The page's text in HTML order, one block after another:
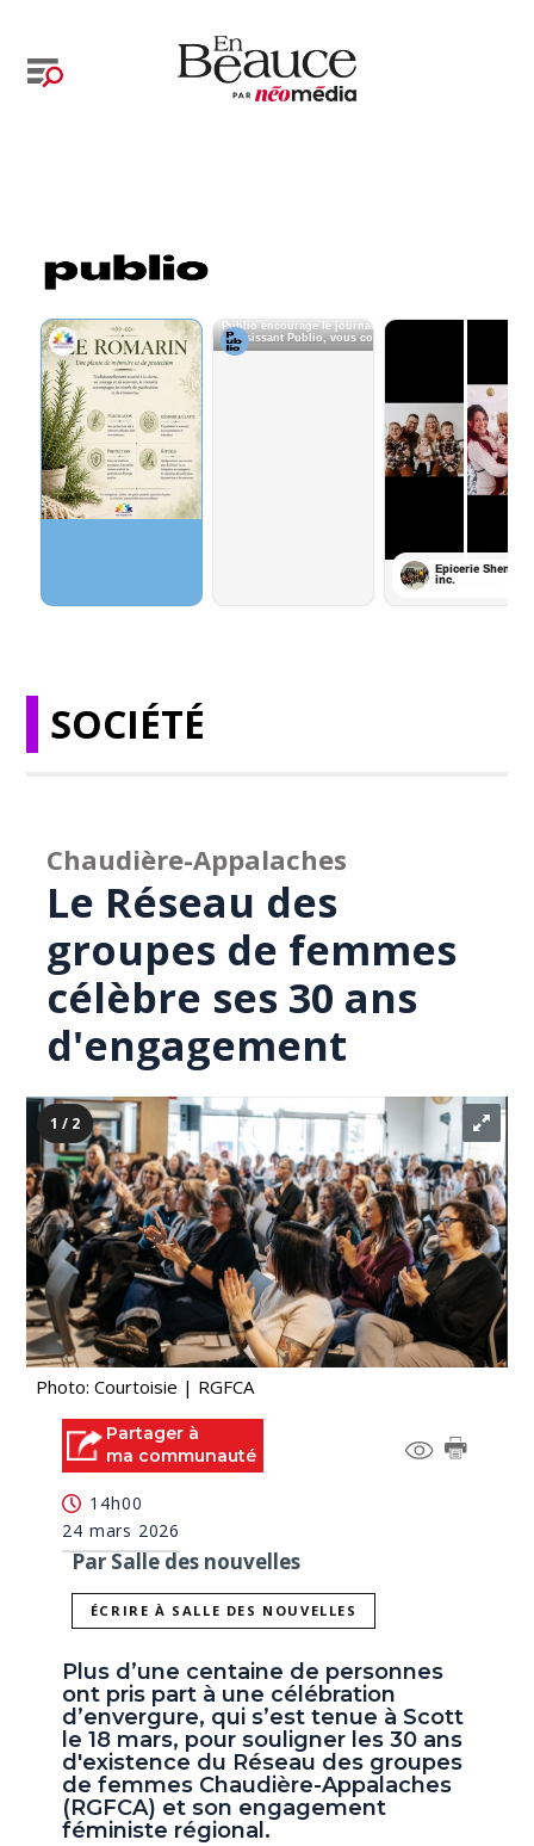
SOCIÉTÉ
Chaudière-Appalaches
Le Réseau des
groupes de femmes
célèbre ses 30 ans
d'engagement
1 / 2
Photo: Courtoisie | RGFCA
Partager à
ma communauté
14h00
24 mars 2026
Par Salle des nouvelles
ÉCRIRE À SALLE DES NOUVELLES
Plus d’une centaine de personnes
ont pris part à une célébration
d’envergure, qui s’est tenue à Scott
le 18 mars, pour souligner les 30 ans
d'existence du Réseau des groupes
de femmes Chaudière-Appalaches
(RGFCA) et son engagement
féministe régional.